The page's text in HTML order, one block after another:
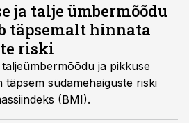
ja talje ümbermõõdu
täpsemalt hinnata
riski
ja pikkuse
südamehaiguste riski
(BMI).